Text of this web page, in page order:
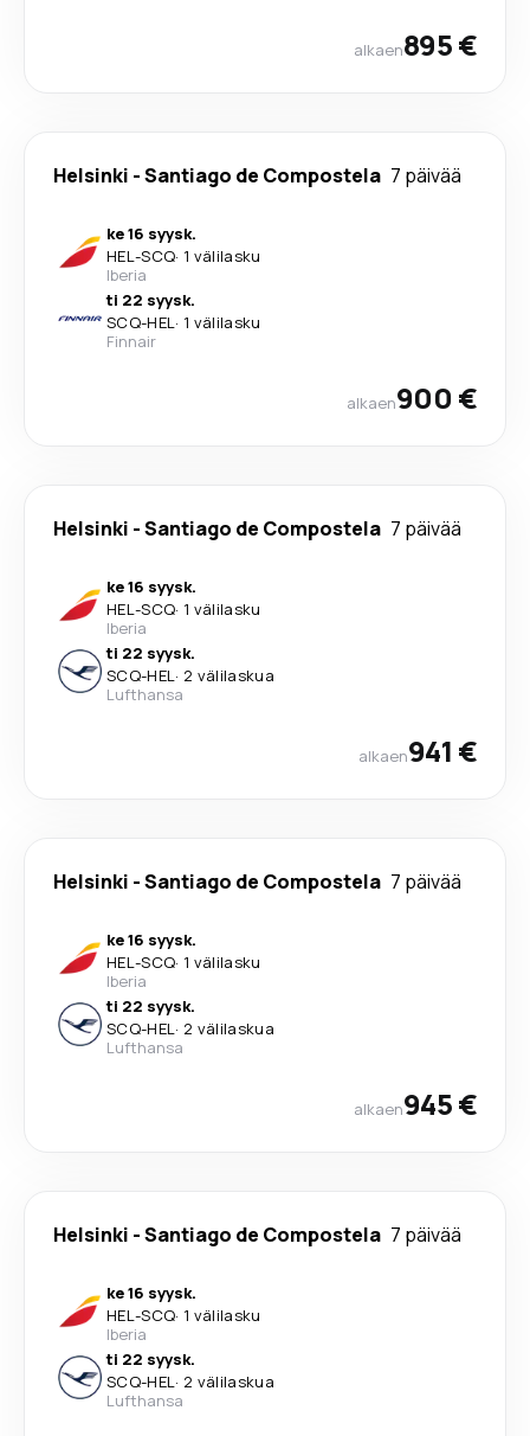
alkaen895 €
Helsinki -Santiago de Compostela 7 päivää
ke 16 syysk.
HEL-SCQ· 1 välilasku
Iberia
ti 22 syysk.
SCQ-HEL· 1 välilasku
Finnair
alkaen900 €
Helsinki -Santiago de Compostela 7 päivää
ke 16 syysk.
HEL-SCQ· 1 välilasku
Iberia
ti 22 syysk.
SCQ-HEL· 2 välilaskua
Lufthansa
alkaen941 €
Helsinki -Santiago de Compostela 7 päivää
ke 16 syysk.
HEL-SCQ· 1 välilasku
Iberia
ti 22 syysk.
SCQ-HEL· 2 välilaskua
Lufthansa
alkaen945 €
Helsinki -Santiago de Compostela 7 päivää
ke 16 syysk.
HEL-SCQ· 1 välilasku
Iberia
ti 22 syysk.
SCQ-HEL· 2 välilaskua
Lufthansa